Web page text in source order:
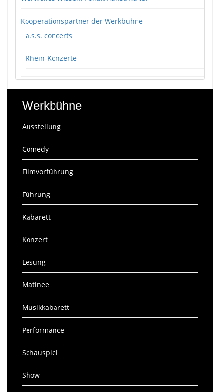
Kooperationspartner der Werkbühne
a.s.s. concerts
Rhein-Konzerte
Werkbühne
Ausstellung
Comedy
Filmvorführung
Führung
Kabarett
Konzert
Lesung
Matinee
Musikkabarett
Performance
Schauspiel
Show